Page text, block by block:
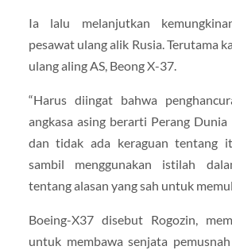
Ia lalu melanjutkan
pesawat ulang alik Rusia. Terutama
ulang aling AS, Beong X-37.
“Harus diingat bahwa
angkasa asing berarti Perang
dan tidak ada keraguan tentang
sambil menggunakan istilah
tentang alasan yang sah untuk
Boeing-X37 disebut Rogozin,
untuk membawa senjata